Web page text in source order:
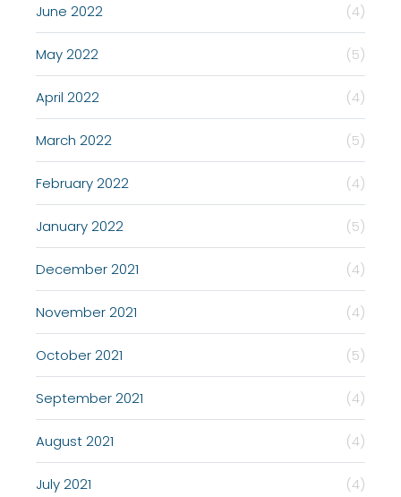
June 2022 (4)
May 2022 (5)
April 2022 (4)
March 2022 (5)
February 2022 (4)
January 2022 (5)
December 2021 (4)
November 2021 (4)
October 2021 (5)
September 2021 (4)
August 2021 (4)
July 2021 (4)